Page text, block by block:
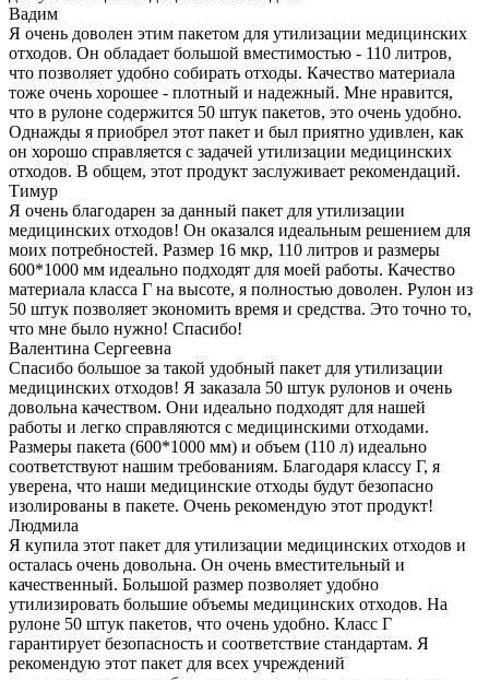
Вадим
Я очень доволен этим пакетом для утилизации медицинских
отходов. Он обладает большой вместимостью - 110 литров,
что позволяет удобно собирать отходы. Качество материала
тоже очень хорошее - плотный и надежный. Мне нравится,
что в рулоне содержится 50 штук пакетов, это очень удобно.
Однажды я приобрел этот пакет и был приятно удивлен, как
он хорошо справляется с задачей утилизации медицинских
отходов. В общем, этот продукт заслуживает рекомендаций.
Тимур
Я очень благодарен за данный пакет для утилизации
медицинских отходов! Он оказался идеальным решением для
моих потребностей. Размер 16 мкр, 110 литров и размеры
600*1000 мм идеально подходят для моей работы. Качество
материала класса Г на высоте, я полностью доволен. Рулон из
50 штук позволяет экономить время и средства. Это точно то,
что мне было нужно! Спасибо!
Валентина Сергеевна
Спасибо большое за такой удобный пакет для утилизации
медицинских отходов! Я заказала 50 штук рулонов и очень
довольна качеством. Они идеально подходят для нашей
работы и легко справляются с медицинскими отходами.
Размеры пакета (600*1000 мм) и объем (110 л) идеально
соответствуют нашим требованиям. Благодаря классу Г, я
уверена, что наши медицинские отходы будут безопасно
изолированы в пакете. Очень рекомендую этот продукт!
Людмила
Я купила этот пакет для утилизации медицинских отходов и
осталась очень довольна. Он очень вместительный и
качественный. Большой размер позволяет удобно
утилизировать большие объемы медицинских отходов. На
рулоне 50 штук пакетов, что очень удобно. Класс Г
гарантирует безопасность и соответствие стандартам. Я
рекомендую этот пакет для всех учреждений